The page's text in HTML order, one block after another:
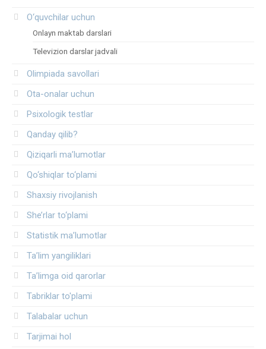
O‘quvchilar uchun
Onlayn maktab darslari
Televizion darslar jadvali
Olimpiada savollari
Ota-onalar uchun
Psixologik testlar
Qanday qilib?
Qiziqarli ma’lumotlar
Qo‘shiqlar to‘plami
Shaxsiy rivojlanish
She’rlar to‘plami
Statistik ma’lumotlar
Ta’lim yangiliklari
Ta’limga oid qarorlar
Tabriklar to'plami
Talabalar uchun
Tarjimai hol